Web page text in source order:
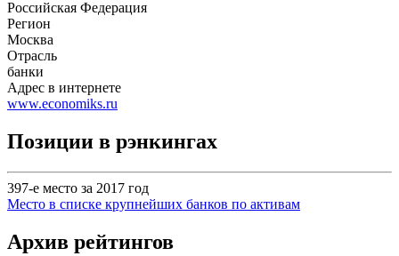
Российская Федерация
Регион
Москва
Отрасль
банки
Адрес в интернете
www.economiks.ru
Позиции в рэнкингах
397-е место за 2017 год
Место в списке крупнейших банков по активам
Архив рейтингов